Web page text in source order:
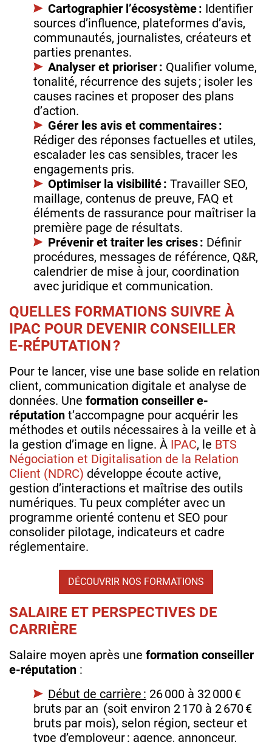
Cartographier l’écosystème : Identifier
sources d’influence, plateformes d’avis,
communautés, journalistes, créateurs et
parties prenantes.
Analyser et prioriser : Qualifier volume,
tonalité, récurrence des sujets ; isoler les
causes racines et proposer des plans
d’action.
Gérer les avis et commentaires :
Rédiger des réponses factuelles et utiles,
escalader les cas sensibles, tracer les
engagements pris.
Optimiser la visibilité : Travailler SEO,
maillage, contenus de preuve, FAQ et
éléments de rassurance pour maîtriser la
première page de résultats.
Prévenir et traiter les crises : Définir
procédures, messages de référence, Q&R,
calendrier de mise à jour, coordination
avec juridique et communication.
QUELLES FORMATIONS SUIVRE À
IPAC POUR DEVENIR CONSEILLER
E‑RÉPUTATION ?
Pour te lancer, vise une base solide en relation
client, communication digitale et analyse de
données. Une formation conseiller e-
réputation t’accompagne pour acquérir les
méthodes et outils nécessaires à la veille et à
la gestion d’image en ligne. À IPAC, le BTS
Négociation et Digitalisation de la Relation
Client (NDRC) développe écoute active,
gestion d’interactions et maîtrise des outils
numériques. Tu peux compléter avec un
programme orienté contenu et SEO pour
consolider pilotage, indicateurs et cadre
réglementaire.
DÉCOUVRIR NOS FORMATIONS
SALAIRE ET PERSPECTIVES DE
CARRIÈRE
Salaire moyen après une formation conseiller
e-réputation :
Début de carrière : 26 000 à 32 000 €
bruts par an (soit environ 2 170 à 2 670 €
bruts par mois), selon région, secteur et
type d’employeur : agence, annonceur,